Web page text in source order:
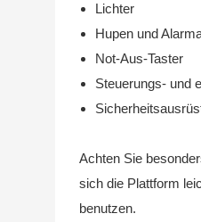
Lichter
Hupen und
Not-Aus-Taster
Steuerungs- und
Achten Sie
sich die Plattform
benutzen.